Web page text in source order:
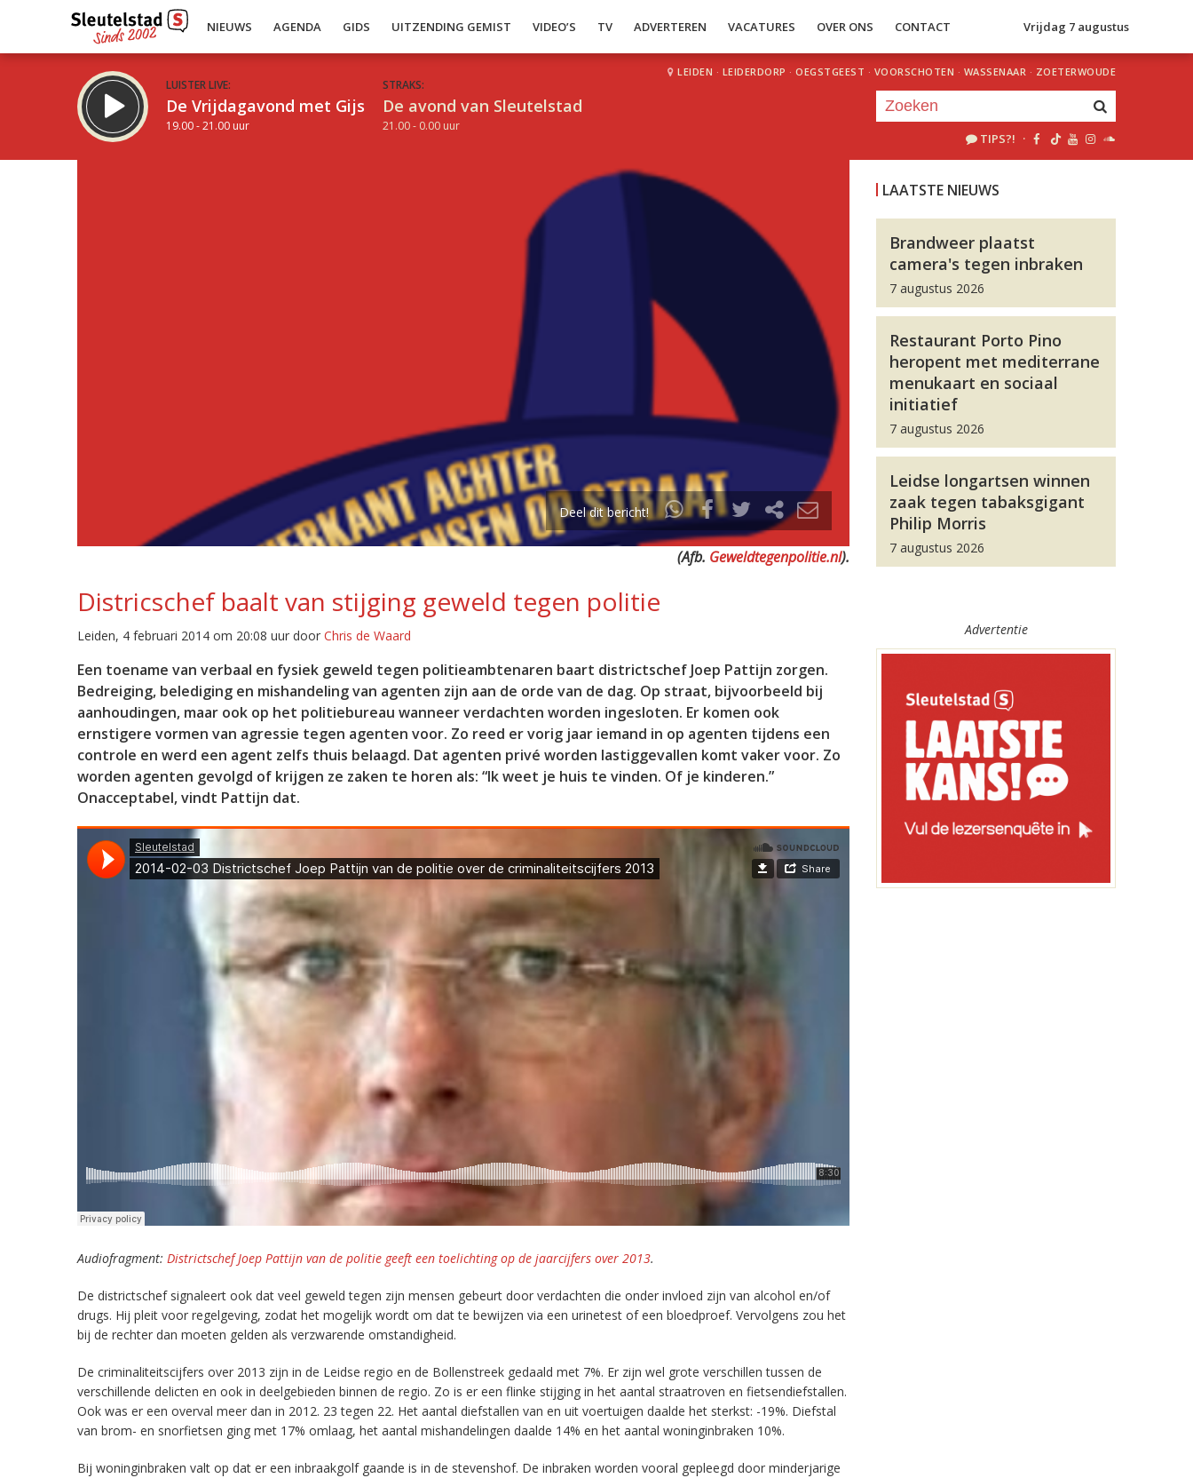
NIEUWS AGENDA GIDS UITZENDING GEMIST VIDEO’S TV ADVERTEREN VACATURES OVER ONS CONTACT Vrijdag 7 augustus
LUISTER LIVE:
De Vrijdagavond met Gijs
19.00 - 21.00 uur
STRAKS:
De avond van Sleutelstad
21.00 - 0.00 uur
LEIDEN · LEIDERDORP · OEGSTGEEST · VOORSCHOTEN · WASSENAAR · ZOETERWOUDE
TIPS?! ·
Deel dit bericht!
(Afb. Geweldtegenpolitie.nl).
Districschef baalt van stijging geweld tegen politie
Leiden, 4 februari 2014 om 20:08 uur door Chris de Waard
Een toename van verbaal en fysiek geweld tegen politieambtenaren baart districtschef Joep Pattijn zorgen.
Bedreiging, belediging en mishandeling van agenten zijn aan de orde van de dag. Op straat, bijvoorbeeld bij
aanhoudingen, maar ook op het politiebureau wanneer verdachten worden ingesloten. Er komen ook
ernstigere vormen van agressie tegen agenten voor. Zo reed er vorig jaar iemand in op agenten tijdens een
controle en werd een agent zelfs thuis belaagd. Dat agenten privé worden lastiggevallen komt vaker voor. Zo
worden agenten gevolgd of krijgen ze zaken te horen als: “Ik weet je huis te vinden. Of je kinderen.”
Onacceptabel, vindt Pattijn dat.
Audiofragment: Districtschef Joep Pattijn van de politie geeft een toelichting op de jaarcijfers over 2013.
De districtschef signaleert ook dat veel geweld tegen zijn mensen gebeurt door verdachten die onder invloed zijn van alcohol en/of
drugs. Hij pleit voor regelgeving, zodat het mogelijk wordt om dat te bewijzen via een urinetest of een bloedproef. Vervolgens zou het
bij de rechter dan moeten gelden als verzwarende omstandigheid.
De criminaliteitscijfers over 2013 zijn in de Leidse regio en de Bollenstreek gedaald met 7%. Er zijn wel grote verschillen tussen de
verschillende delicten en ook in deelgebieden binnen de regio. Zo is er een flinke stijging in het aantal straatroven en fietsendiefstallen.
Ook was er een overval meer dan in 2012. 23 tegen 22. Het aantal diefstallen van en uit voertuigen daalde het sterkst: -19%. Diefstal
van brom- en snorfietsen ging met 17% omlaag, het aantal mishandelingen daalde 14% en het aantal woninginbraken 10%.
Bij woninginbraken valt op dat er een inbraakgolf gaande is in de stevenshof. De inbraken worden vooral gepleegd door minderjarige
LAATSTE NIEUWS
Brandweer plaatst
camera's tegen inbraken
7 augustus 2026
Restaurant Porto Pino
heropent met mediterrane
menukaart en sociaal
initiatief
7 augustus 2026
Leidse longartsen winnen
zaak tegen tabaksgigant
Philip Morris
7 augustus 2026
Advertentie